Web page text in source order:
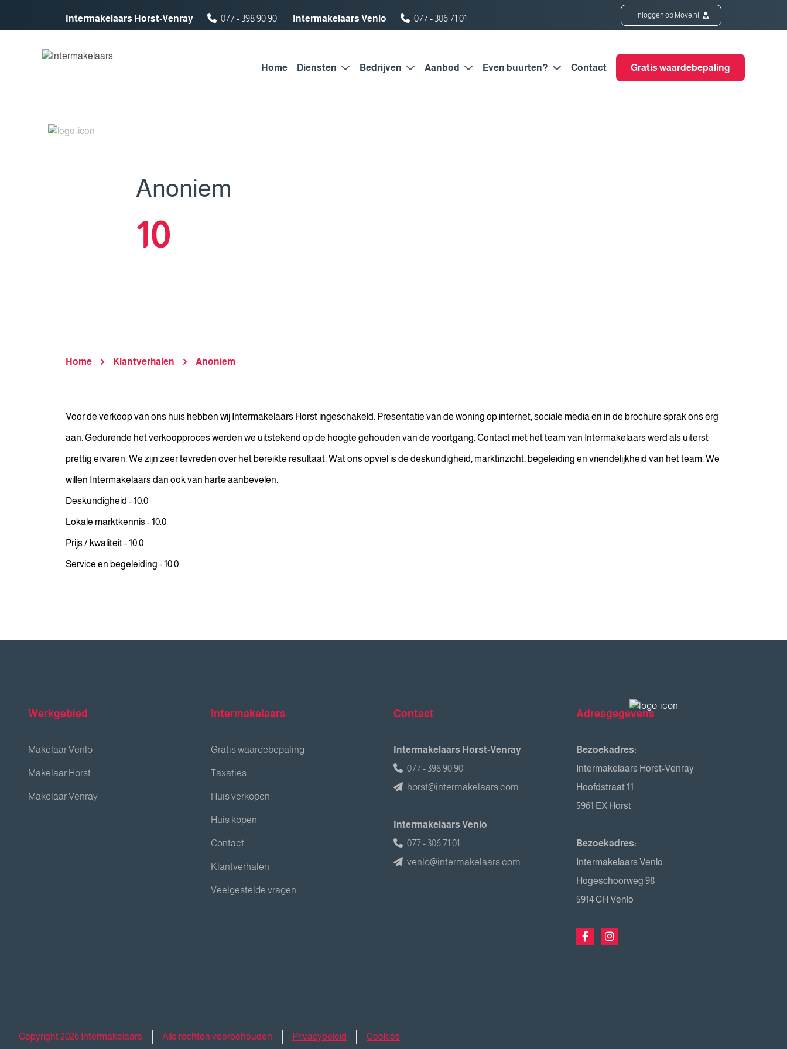
Intermakelaars Horst-Venray
077 - 398 90 90 Intermakelaars Venlo 077 - 306 71 01 Inloggen op Move.nl
Home Diensten Bedrijven Aanbod Even buurten? Contact Gratis waardebepaling
Anoniem
10
Home Klantverhalen Anoniem
Voor de verkoop van ons huis hebben wij Intermakelaars Horst ingeschakeld. Presentatie van de woning op internet, sociale media en in de brochure sprak ons erg
aan. Gedurende het verkoopproces werden we uitstekend op de hoogte gehouden van de voortgang. Contact met het team van Intermakelaars werd als uiterst
prettig ervaren. We zijn zeer tevreden over het bereikte resultaat. Wat ons opviel is de deskundigheid, marktinzicht, begeleiding en vriendelijkheid van het team. We
willen Intermakelaars dan ook van harte aanbevelen.
Deskundigheid - 10.0
Lokale marktkennis - 10.0
Prijs / kwaliteit - 10.0
Service en begeleiding - 10.0
Werkgebied
Makelaar Venlo
Makelaar Horst
Makelaar Venray
Intermakelaars
Gratis waardebepaling
Taxaties
Huis verkopen
Huis kopen
Contact
Klantverhalen
Veelgestelde vragen
Contact
Intermakelaars Horst-Venray
077 - 398 90 90
horst@intermakelaars.com
Intermakelaars Venlo
077 - 306 71 01
venlo@intermakelaars.com
Adresgegevens
Bezoekadres:
Intermakelaars Horst-Venray
Hoofdstraat 11
5961 EX Horst
Bezoekadres:
Intermakelaars Venlo
Hogeschoorweg 98
5914 CH Venlo
Copyright 2026 Intermakelaars Alle rechten voorbehouden Privacybeleid Cookies